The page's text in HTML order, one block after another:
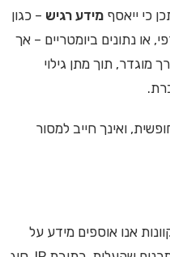
מידע רגיש – כגון
או נתונים ביומטריים – אך
מוגדר, תוך מתן גילוי
ואינך חייב למסור
אנו אוספים מידע על